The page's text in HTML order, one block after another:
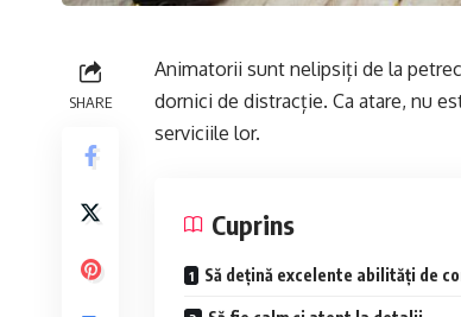
SHARE
Animatorii sunt nelipsiți de la
dornici de distracție. Ca atare, nu
serviciile lor.
Cuprins
Să dețină excelente abilități de